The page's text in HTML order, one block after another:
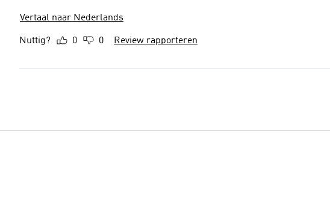
Vertaal naar Nederlands
Nuttig? 0 0 Review rapporteren